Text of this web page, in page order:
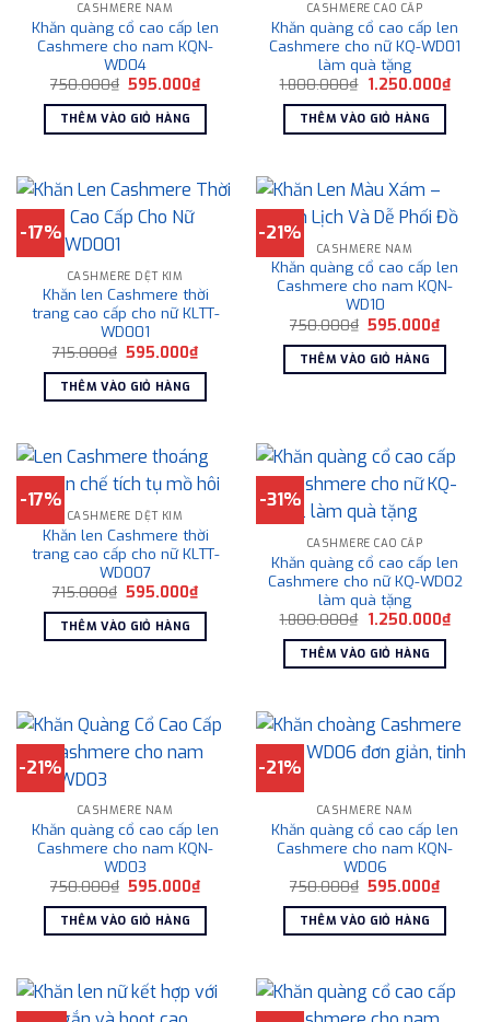
CASHMERE NAM
Khăn quàng cổ cao cấp len
Cashmere cho nam KQN-
WD04
750.000₫ Giá
là:
750.000₫.
595.000₫Giá
tại
595.000₫.
THÊM VÀO GIỎ HÀNG
CASHMERE CAO CẤP
Khăn quàng cổ cao cấp len
Cashmere cho nữ KQ-WD01
làm quà tặng
1.800.000₫ Giá
là:
1.800.000₫.
1.250.000₫Giá
THÊM VÀO GIỎ HÀNG
-17%
CASHMERE DỆT KIM
Khăn len Cashmere thời
trang cao cấp cho nữ KLTT-
WD001
715.000₫ Giá
là:
715.000₫.
595.000₫Giá
hiện
tại
595.000₫.
THÊM VÀO GIỎ HÀNG
-21%
CASHMERE NAM
Khăn quàng cổ cao cấp len
Cashmere cho nam KQN-
WD10
750.000₫ Giá
là:
750.000₫.
595.000₫Giá
hiện
tại
THÊM VÀO GIỎ HÀNG
-17%
CASHMERE DỆT KIM
Khăn len Cashmere thời
trang cao cấp cho nữ KLTT-
WD007
715.000₫ Giá
là:
715.000₫.
595.000₫Giá
hiện
tại
595.000₫.
THÊM VÀO GIỎ HÀNG
-31%
CASHMERE CAO CẤP
Khăn quàng cổ cao cấp len
Cashmere cho nữ KQ-WD02
làm quà tặng
1.800.000₫ Giá
là:
1.800.000₫.
1.250.000₫Giá
hiện
THÊM VÀO GIỎ HÀNG
-21%
CASHMERE NAM
Khăn quàng cổ cao cấp len
Cashmere cho nam KQN-
WD03
750.000₫ Giá
là:
750.000₫.
595.000₫Giá
tại
THÊM VÀO GIỎ HÀNG
-21%
CASHMERE NAM
Khăn quàng cổ cao cấp len
Cashmere cho nam KQN-
WD06
750.000₫ Giá
là:
750.000₫.
595.000₫Giá
tại
THÊM VÀO GIỎ HÀNG